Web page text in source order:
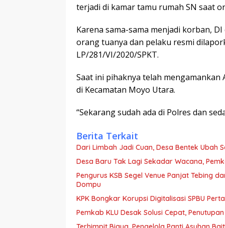
terjadi di kamar tamu rumah SN saat
Karena sama-sama menjadi korban,
orang tuanya dan pelaku resmi
LP/281/VI/2020/SPKT.
Saat ini pihaknya telah
di Kecamatan Moyo Utara.
“Sekarang sudah ada di Polres dan
Berita Terkait
Dari Limbah Jadi Cuan, Desa Bentek Ubah
Desa Baru Tak Lagi Sekadar Wacana,
Pengurus KSB Segel Venue Panjat Tebing
Dompu
KPK Bongkar Korupsi Digitalisasi SPBU
Pemkab KLU Desak Solusi Cepat,